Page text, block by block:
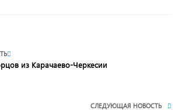
из Карачаево-Черкесии
СЛЕДУЮЩАЯ НОВОСТЬ